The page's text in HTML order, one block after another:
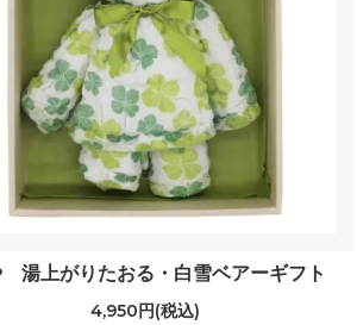
湯上がりたおる・白雪ベアーギフト
4,950円(税込)